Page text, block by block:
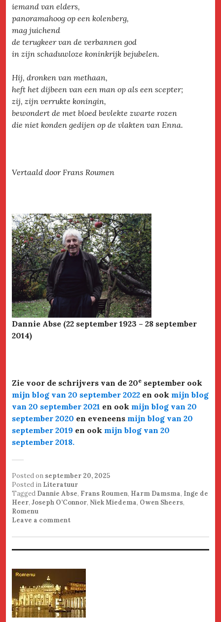
iemand van elders,
panoramahoog op een kolenberg,
mag juichend
de terugkeer van de verbannen god
in zijn schaduwloze koninkrijk bejubelen.
Hij, dronken van methaan,
heft het dijbeen van een man op als een scepter;
zij, zijn verrukte koningin,
bewondert de met bloed bevlekte zwarte rozen
die niet konden gedijen op de vlakten van Enna.
Vertaald door Frans Roumen
Dannie Abse (22 september 1923 – 28 september
2014)
Zie voor de schrijvers van de 20e september ook
mijn blog van 20 september 2022 en ook mijn blog
van 20 september 2021 en ook mijn blog van 20
september 2020 en eveneens mijn blog van 20
september 2019 en ook mijn blog van 20
september 2018.
Posted on september 20, 2025
Posted in Literatuur
Tagged Dannie Abse, Frans Roumen, Harm Damsma, Inge de
Heer, Joseph O’Connor, Niek Miedema, Owen Sheers,
Romenu
Leave a comment